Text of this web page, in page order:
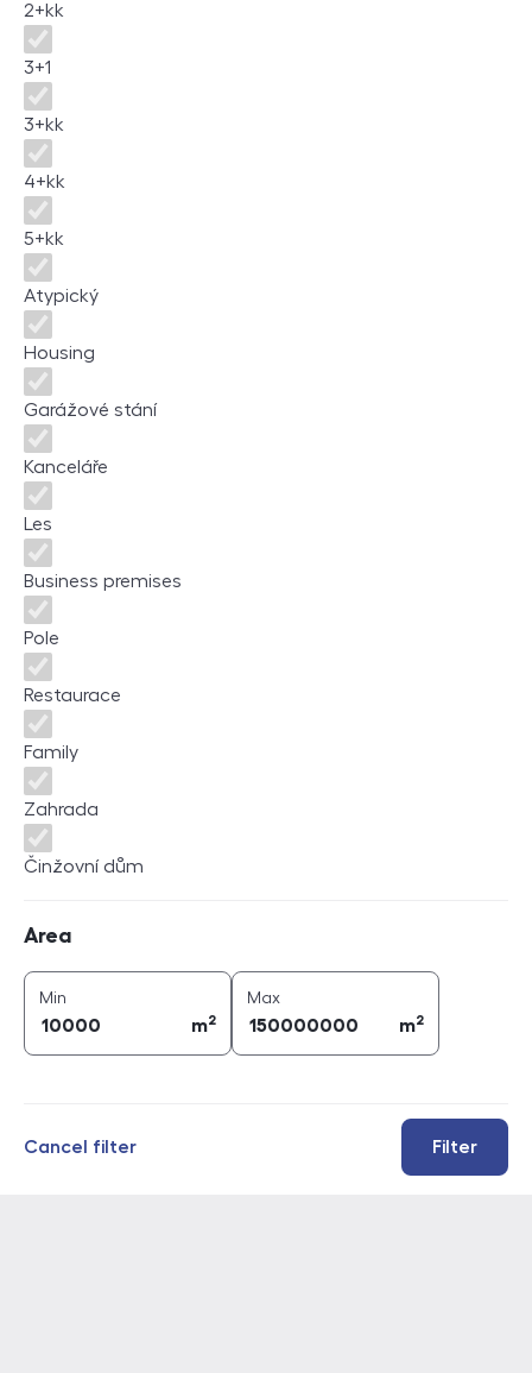
2+kk
3+1
3+kk
4+kk
5+kk
Atypický
Housing
Garážové stání
Kanceláře
Les
Business premises
Pole
Restaurace
Family
Zahrada
Činžovní dům
Area
Min
m2
Maxarea (
m2
Filter
Cancel filter